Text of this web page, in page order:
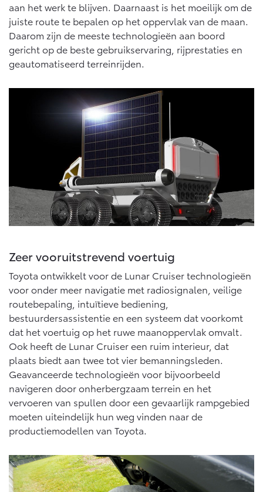
Proace (excl. BTW)
OOK ALS BATTERIJ-
ELEKTRISCH
Proace Verso
BATTERIJ-ELEKTRISCH
Vanaf € 55.950,-
Proace Max (excl. BTW)
OOK ALS BATTERIJ-
ELEKTRISCH
Vanaf € 46.301,-
Hilux (excl. BTW)
OOK ALS BATTERIJ-
ELEKTRISCH
Vanaf € 56.570,-
Land Cruiser (excl. BTW)
Vanaf € 89.986,-
aan het werk te blijven. Daarnaast is het moeilijk om de
juiste route te bepalen op het oppervlak van de maan.
Daarom zijn de meeste technologieën aan boord
gericht op de beste gebruikservaring, rijprestaties en
geautomatiseerd terreinrijden.
Zeer vooruitstrevend voertuig
Toyota ontwikkelt voor de Lunar Cruiser technologieën
voor onder meer navigatie met radiosignalen, veilige
routebepaling, intuïtieve bediening,
bestuurdersassistentie en een systeem dat voorkomt
dat het voertuig op het ruwe maanoppervlak omvalt.
Ook heeft de Lunar Cruiser een ruim interieur, dat
plaats biedt aan twee tot vier bemanningsleden.
Geavanceerde technologieën voor bijvoorbeeld
navigeren door onherbergzaam terrein en het
vervoeren van spullen door een gevaarlijk rampgebied
moeten uiteindelijk hun weg vinden naar de
productiemodellen van Toyota.